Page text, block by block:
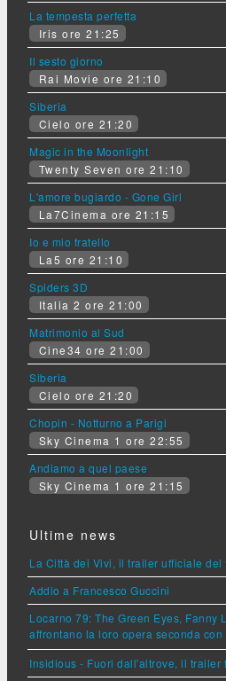
La tempesta perfetta
Iris ore 21:25
Il sesto giorno
Rai Movie ore 21:10
Siberia
Cielo ore 21:20
Magic in the Moonlight
Twenty Seven ore 21:10
L'amore bugiardo - Gone Girl
La7Cinema ore 21:15
Io e mio fratello
La5 ore 21:10
Spiders 3D
Italia 2 ore 21:00
Matrimonio al Sud
Cine34 ore 21:00
Siberia
Cielo ore 21:20
Chopin - Notturno a Parigi
Sky Cinema 1 ore 22:55
Andiamo a quel paese
Sky Cinema 1 ore 21:15
Ultime news
La Città dei Vivi, il trailer ufficiale del
Addio a Francesco Guccini
Locarno 79: The Green Eyes, Fanny
affrontano la loro opera seconda
Insidious - Fuori dall'altrove, il trailer